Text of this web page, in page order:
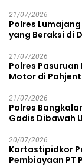
21/07/2026
Polres
yang Beraksi di
21/07/2026
Polres
Motor di
21/07/2026
Polres
Gadis Dibawah
20/07/2026
Kortastipidkor
Pembiayaan PT